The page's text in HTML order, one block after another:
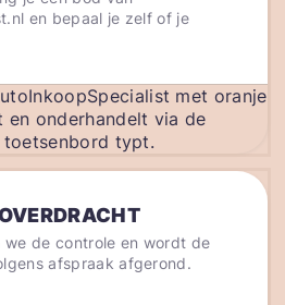
en bepaal je zelf of je
we de controle en wordt de
afspraak afgerond.